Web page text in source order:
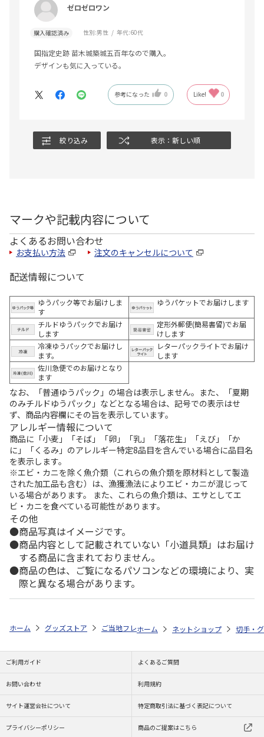
ゼロゼロワン
購入確認済み 性別:男性 年代:60代
国指定史跡 苗木城築城五百年なので購入。
デザインも気に入っている。
参考になった 0 Like! 0
絞り込み 表示：新しい順
マークや記載内容について
よくあるお問い合わせ
お支払い方法 注文のキャンセルについて
配送情報について
ゆうパック等でお届けしま
す
ゆうパケットでお届けします
チルドゆうパックでお届け
します
定形外郵便(簡易書留)でお届
けします
冷凍ゆうパックでお届けし
ます。
レターパックライトでお届け
します
佐川急便でのお届けとなり
ます
なお、「普通ゆうパック」の場合は表示しません。また、「夏期
のみチルドゆうパック」などとなる場合は、記号での表示はせ
ず、商品内容欄にその旨を表示しています。
アレルギー情報について
商品に「小麦」「そば」「卵」「乳」「落花生」「えび」「か
に」「くるみ」のアレルギー特定8品目を含んでいる場合に品目名
を表示します。
※エビ・カニを除く魚介類（これらの魚介類を原材料として製造
された加工品も含む）は、漁獲漁法によりエビ・カニが混じって
いる場合があります。 また、これらの魚介類は、エサとしてエ
ビ・カニを食べている可能性があります。
その他
商品写真はイメージです。
商品内容として記載されていない「小道具類」はお届け
する商品に含まれておりません。
商品の色は、ご覧になるパソコンなどの環境により、実
際と異なる場合があります。
ホーム グッズストア ご当地フレーム切手 日本の風景特集！ 国
ホーム ネットショップ 切手・
ご利用ガイド よくあるご質問
お問い合わせ 利用規約
サイト運営会社について 特定商取引法に基づく表記について
プライバシーポリシー 商品のご提案はこちら